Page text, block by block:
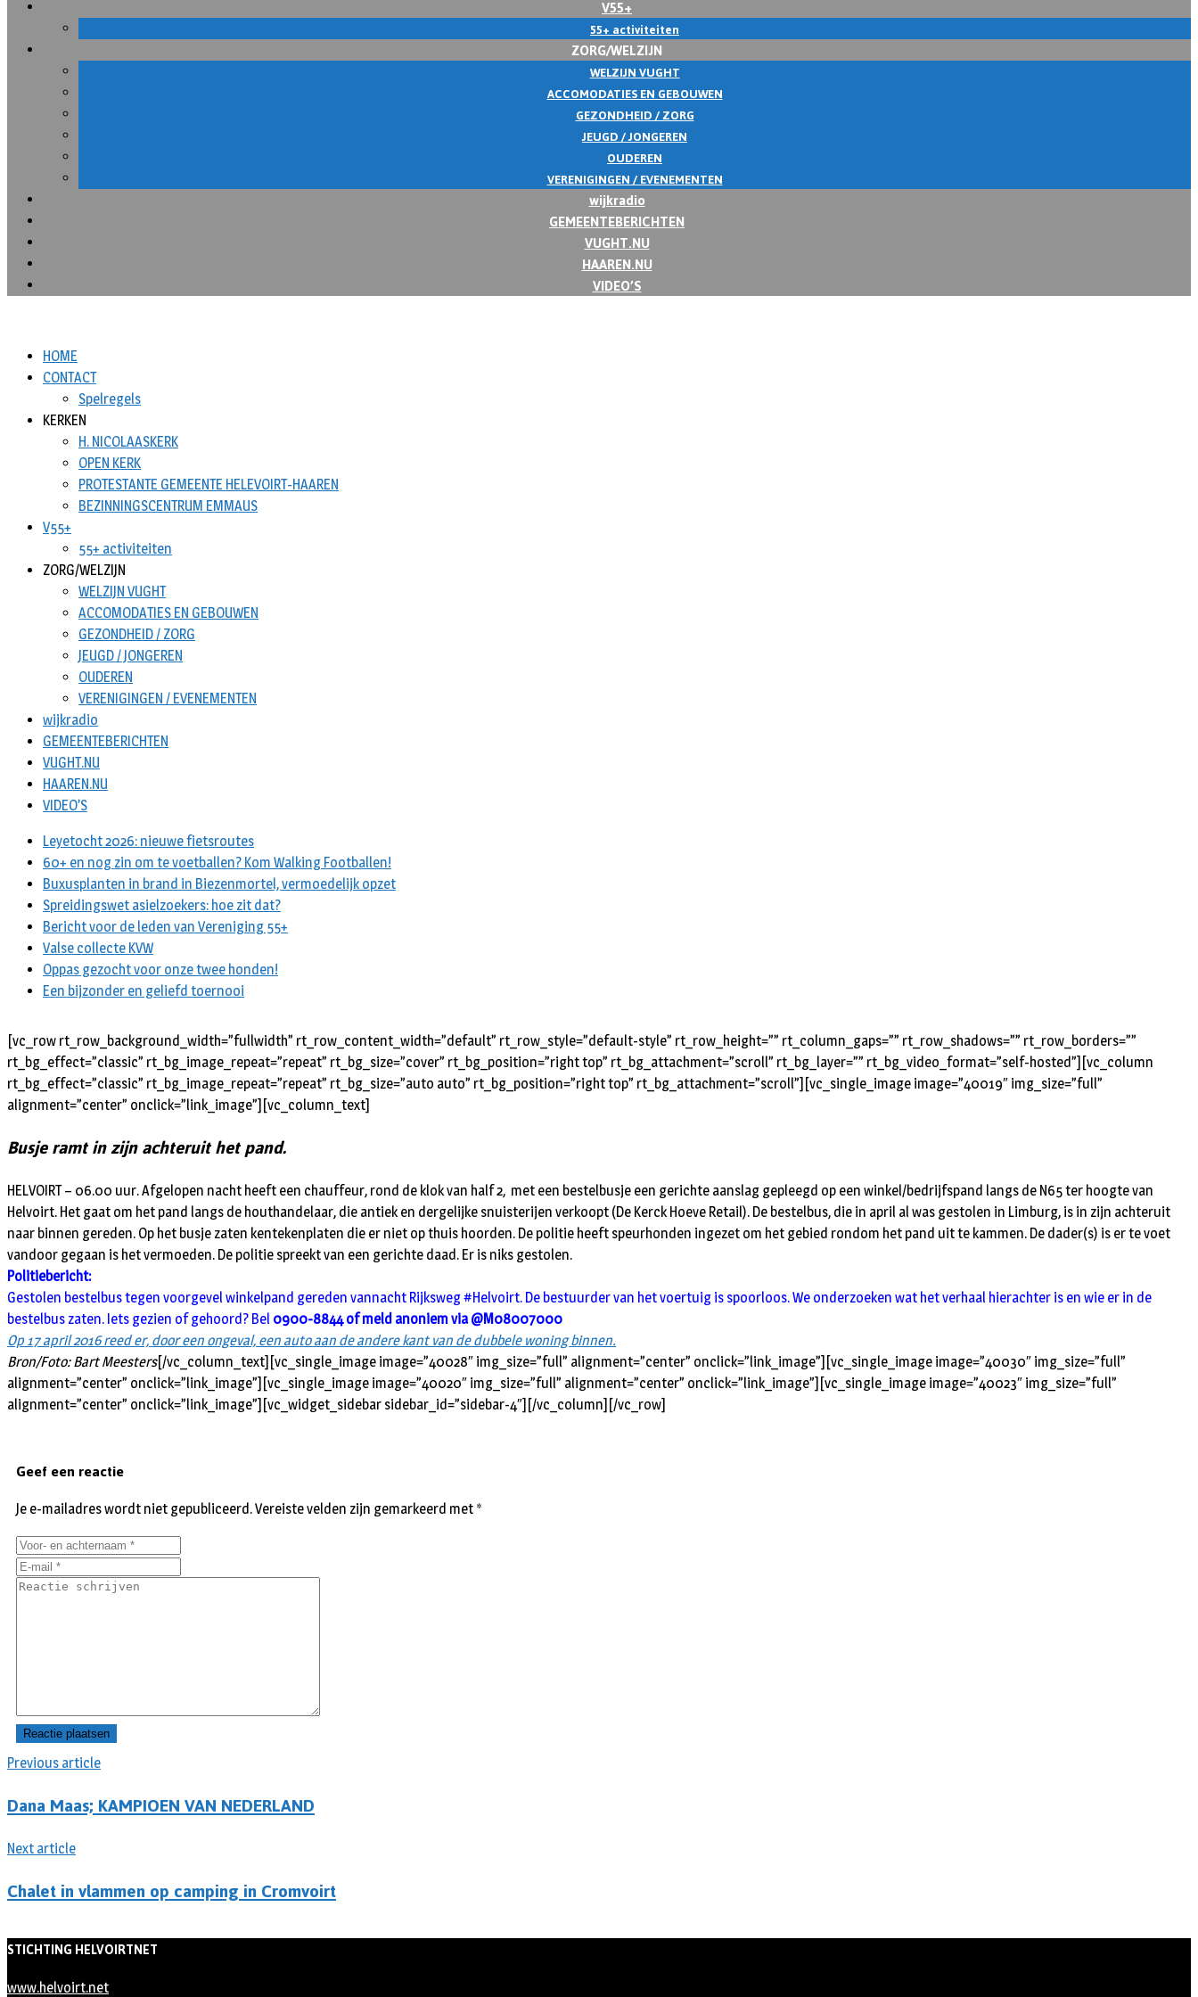
V55+
55+ activiteiten
ZORG/WELZIJN
WELZIJN VUGHT
ACCOMODATIES EN GEBOUWEN
GEZONDHEID / ZORG
JEUGD / JONGEREN
OUDEREN
VERENIGINGEN / EVENEMENTEN
wijkradio
GEMEENTEBERICHTEN
VUGHT.NU
HAAREN.NU
VIDEO’S
HOME
CONTACT
Spelregels
KERKEN
H. NICOLAASKERK
OPEN KERK
PROTESTANTE GEMEENTE HELEVOIRT-HAAREN
BEZINNINGSCENTRUM EMMAUS
V55+
55+ activiteiten
ZORG/WELZIJN
WELZIJN VUGHT
ACCOMODATIES EN GEBOUWEN
GEZONDHEID / ZORG
JEUGD / JONGEREN
OUDEREN
VERENIGINGEN / EVENEMENTEN
wijkradio
GEMEENTEBERICHTEN
VUGHT.NU
HAAREN.NU
VIDEO’S
Leyetocht 2026: nieuwe fietsroutes
60+ en nog zin om te voetballen? Kom Walking Footballen!
Buxusplanten in brand in Biezenmortel, vermoedelijk opzet
Spreidingswet asielzoekers: hoe zit dat?
Bericht voor de leden van Vereniging 55+
Valse collecte KVW
Oppas gezocht voor onze twee honden!
Een bijzonder en geliefd toernooi
[vc_row rt_row_background_width=”fullwidth” rt_row_content_width=”default” rt_row_style=”default-style” rt_row_height=”” rt_column_gaps=”” rt_row_shadows=”” rt_row_borders=””
rt_bg_effect=”classic” rt_bg_image_repeat=”repeat” rt_bg_size=”cover” rt_bg_position=”right top” rt_bg_attachment=”scroll” rt_bg_layer=”” rt_bg_video_format=”self-hosted”][vc_column
rt_bg_effect=”classic” rt_bg_image_repeat=”repeat” rt_bg_size=”auto auto” rt_bg_position=”right top” rt_bg_attachment=”scroll”][vc_single_image image=”40019″ img_size=”full”
alignment=”center” onclick=”link_image”][vc_column_text]
Busje ramt in zijn achteruit het pand.
HELVOIRT – 06.00 uur. Afgelopen nacht heeft een chauffeur, rond de klok van half 2, met een bestelbusje een gerichte aanslag gepleegd op een winkel/bedrijfspand langs de N65 ter hoogte van
Helvoirt. Het gaat om het pand langs de houthandelaar, die antiek en dergelijke snuisterijen verkoopt (De Kerck Hoeve Retail). De bestelbus, die in april al was gestolen in Limburg, is in zijn achteruit
naar binnen gereden. Op het busje zaten kentekenplaten die er niet op thuis hoorden. De politie heeft speurhonden ingezet om het gebied rondom het pand uit te kammen. De dader(s) is er te voet
vandoor gegaan is het vermoeden. De politie spreekt van een gerichte daad. Er is niks gestolen.
Politiebericht:
Gestolen bestelbus tegen voorgevel winkelpand gereden vannacht Rijksweg #Helvoirt. De bestuurder van het voertuig is spoorloos. We onderzoeken wat het verhaal hierachter is en wie er in de
bestelbus zaten. Iets gezien of gehoord? Bel 0900-8844 of meld anoniem via @M08007000
Op 17 april 2016 reed er, door een ongeval, een auto aan de andere kant van de dubbele woning binnen.
Bron/Foto: Bart Meesters[/vc_column_text][vc_single_image image=”40028″ img_size=”full” alignment=”center” onclick=”link_image”][vc_single_image image=”40030″ img_size=”full”
alignment=”center” onclick=”link_image”][vc_single_image image=”40020″ img_size=”full” alignment=”center” onclick=”link_image”][vc_single_image image=”40023″ img_size=”full”
alignment=”center” onclick=”link_image”][vc_widget_sidebar sidebar_id=”sidebar-4″][/vc_column][/vc_row]
Previous article
Dana Maas; KAMPIOEN VAN NEDERLAND
Next article
Chalet in vlammen op camping in Cromvoirt
Geef een reactie
Je e-mailadres wordt niet gepubliceerd.Vereiste velden zijn gemarkeerd met *
STICHTING HELVOIRTNET
www.helvoirt.net